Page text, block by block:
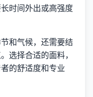
时间外出或高强度
和气候，还需要结
选择合适的面料，
的舒适度和专业